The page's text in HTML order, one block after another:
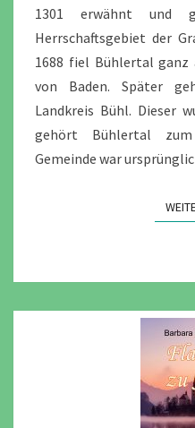
1301 erwähnt und
Herrschaftsgebiet der
1688 fiel Bühlertal ganz
von Baden. Später
Landkreis Bühl. Dieser
gehört Bühlertal
Gemeinde war